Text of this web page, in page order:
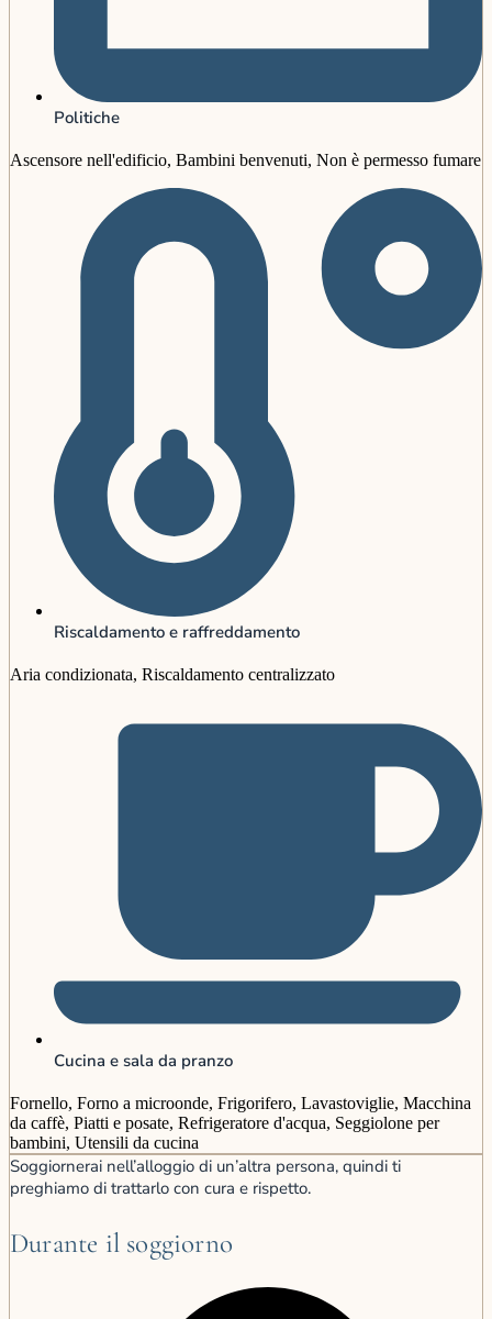
Politiche
Ascensore nell'edificio, Bambini benvenuti, Non è permesso fumare
Riscaldamento e raffreddamento
Aria condizionata, Riscaldamento centralizzato
Cucina e sala da pranzo
Fornello, Forno a microonde, Frigorifero, Lavastoviglie, Macchina
da caffè, Piatti e posate, Refrigeratore d'acqua, Seggiolone per
bambini, Utensili da cucina
Soggiornerai nell’alloggio di un’altra persona, quindi ti
preghiamo di trattarlo con cura e rispetto.
Durante il soggiorno